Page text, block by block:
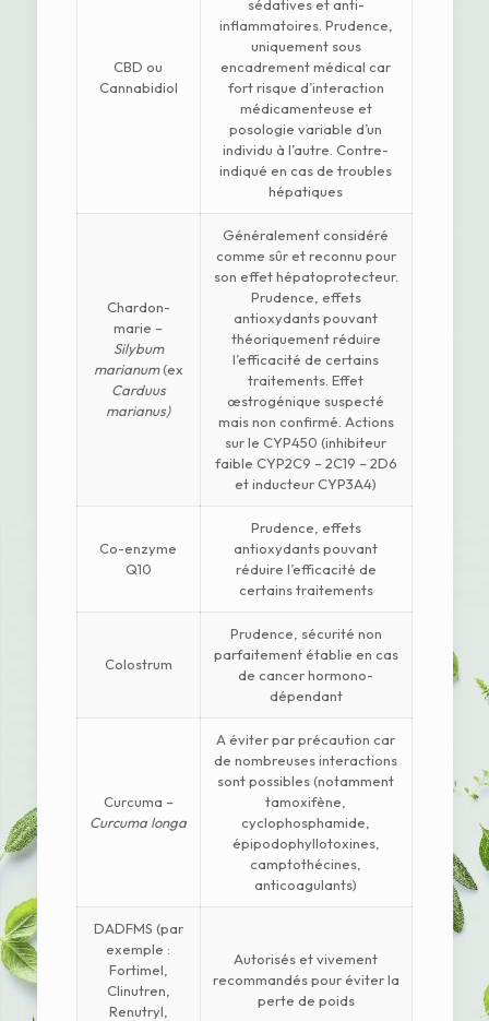
CBD ou
Cannabidiol
sédatives et anti-
inflammatoires. Prudence,
uniquement sous
encadrement médical car
fort risque d’interaction
médicamenteuse et
posologie variable d’un
individu à l’autre. Contre-
indiqué en cas de troubles
hépatiques
Chardon-
marie –
Silybum
marianum(ex
Carduus
marianus)
Généralement considéré
comme sûr et reconnu pour
son effet hépatoprotecteur.
Prudence, effets
antioxydants pouvant
théoriquement réduire
l’efficacité de certains
traitements. Effet
œstrogénique suspecté
mais non confirmé. Actions
sur le CYP450 (inhibiteur
faible CYP2C9 – 2C19 – 2D6
et inducteur CYP3A4)
Co-enzyme
Q10
Prudence, effets
antioxydants pouvant
réduire l’efficacité de
certains traitements
Colostrum
Prudence, sécurité non
parfaitement établie en cas
de cancer hormono-
dépendant
Curcuma –
Curcuma longa
A éviter par précaution car
de nombreuses interactions
sont possibles (notamment
tamoxifène,
cyclophosphamide,
épipodophyllotoxines,
camptothécines,
anticoagulants)
DADFMS (par
exemple :
Fortimel,
Clinutren,
Renutryl,
Autorisés et vivement
recommandés pour éviter la
perte de poids